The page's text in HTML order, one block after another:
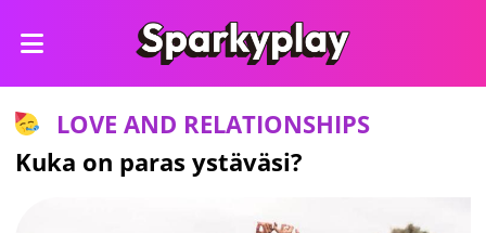
LOVE AND RELATIONSHIPS
Kuka on paras ystäväsi?